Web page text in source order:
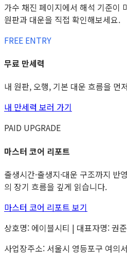
가수 채진 페이지에서 해석 기준이
원판과 대운을 직접 확인해보세요.
FREE ENTRY
무료 만세력
내 원판, 오행, 기본 대운 흐름을 먼
내 만세력 보러 가기
PAID UPGRADE
마스터 코어 리포트
출생시간·출생지·대운 구조까지
의 장기 흐름을 깊게 읽습니다.
마스터 코어 리포트 보기
상호명: 에이블시티 | 대표자명: 권
사업장주소: 서울시 영등포구 여의